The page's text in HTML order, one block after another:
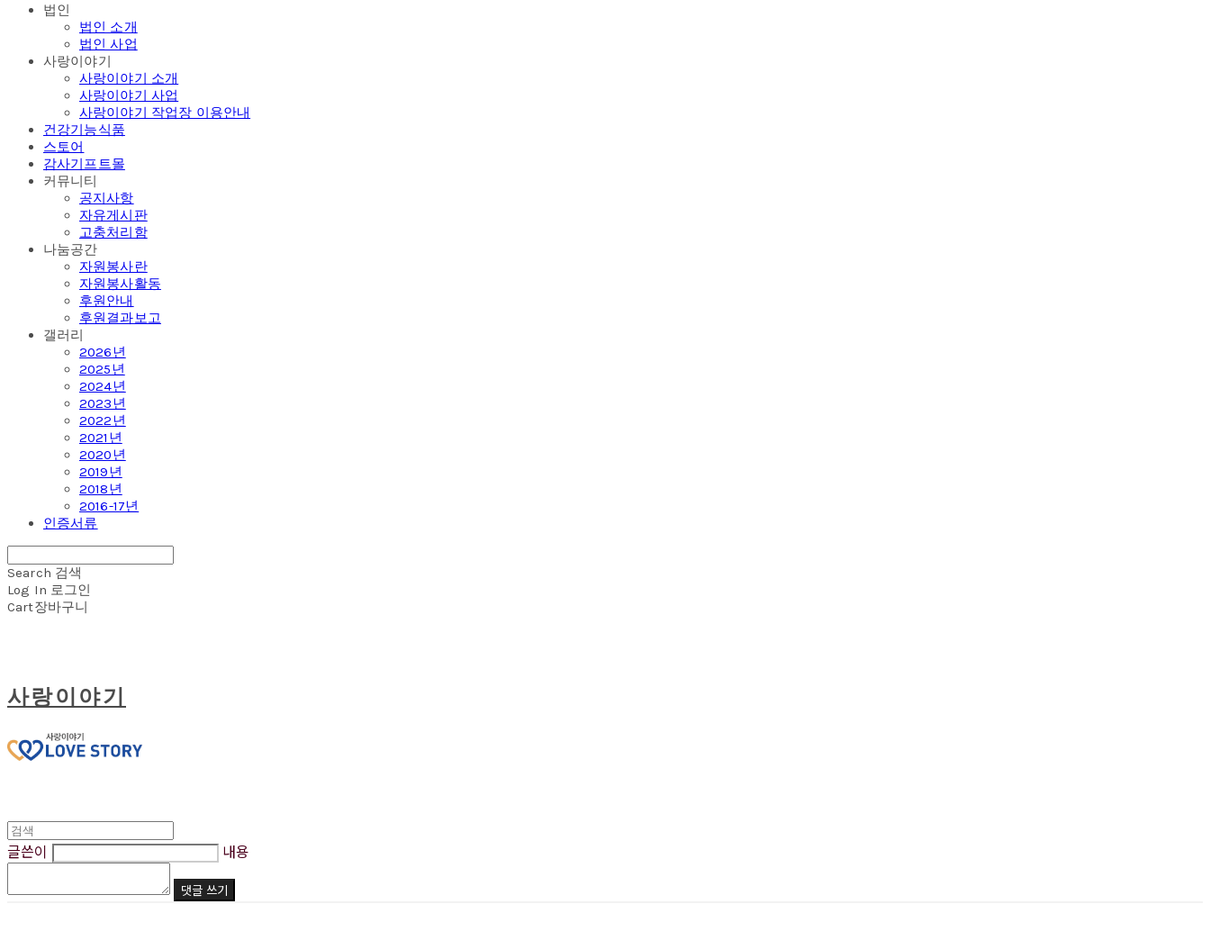
법인
법인 소개
법인 사업
사랑이야기
사랑이야기 소개
사랑이야기 사업
사랑이야기 작업장 이용안내
건강기능식품
스토어
감사기프트몰
커뮤니티
공지사항
자유게시판
고충처리함
나눔공간
자원봉사란
자원봉사활동
후원안내
후원결과보고
갤러리
2026년
2025년
2024년
2023년
2022년
2021년
2020년
2019년
2018년
2016-17년
인증서류
Search 검색
Log In 로그인
Cart장바구니
사랑이야기
글쓴이 내용
댓글 쓰기